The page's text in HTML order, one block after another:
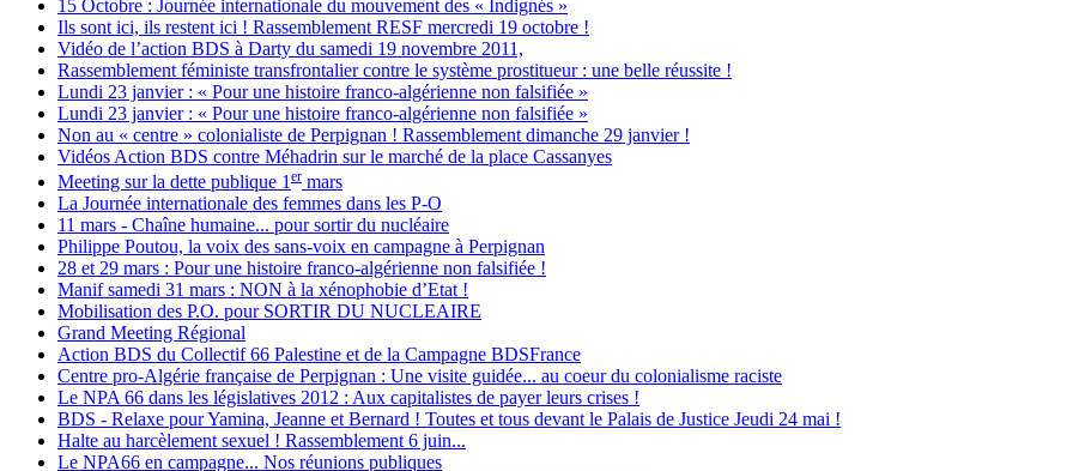
15 Octobre : Journée internationale du mouvement des « Indignés »
Ils sont ici, ils restent ici ! Rassemblement RESF mercredi 19 octobre !
Vidéo de l’action BDS à Darty du samedi 19 novembre 2011,
Rassemblement féministe transfrontalier contre le système prostitueur : une belle réussite !
Lundi 23 janvier : « Pour une histoire franco-algérienne non falsifiée »
Lundi 23 janvier : « Pour une histoire franco-algérienne non falsifiée »
Non au « centre » colonialiste de Perpignan ! Rassemblement dimanche 29 janvier !
Vidéos Action BDS contre Méhadrin sur le marché de la place Cassanyes
Meeting sur la dette publique 1 er mars
La Journée internationale des femmes dans les P-O
11 mars - Chaîne humaine... pour sortir du nucléaire
Philippe Poutou, la voix des sans-voix en campagne à Perpignan
28 et 29 mars : Pour une histoire franco-algérienne non falsifiée !
Manif samedi 31 mars : NON à la xénophobie d’Etat !
Mobilisation des P.O. pour SORTIR DU NUCLEAIRE
Grand Meeting Régional
Action BDS du Collectif 66 Palestine et de la Campagne BDSFrance
Centre pro-Algérie française de Perpignan : Une visite guidée... au coeur du colonialisme raciste
Le NPA 66 dans les législatives 2012 : Aux capitalistes de payer leurs crises !
BDS - Relaxe pour Yamina, Jeanne et Bernard ! Toutes et tous devant le Palais de Justice Jeudi 24 mai !
Halte au harcèlement sexuel ! Rassemblement 6 juin...
Le NPA66 en campagne... Nos réunions publiques